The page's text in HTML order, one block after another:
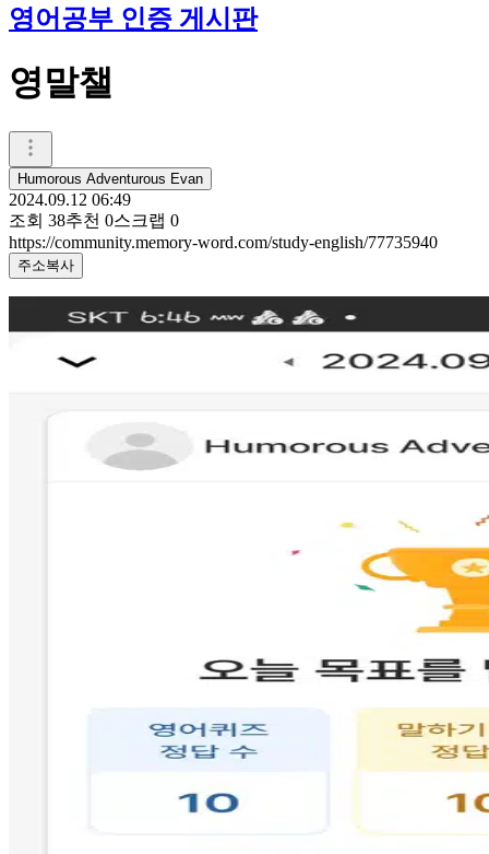
영어공부 인증 게시판
영말챌
Humorous Adventurous Evan
2024.09.12 06:49
조회 38추천 0스크랩 0
https://community.memory-word.com/study-english/77735940
주소복사